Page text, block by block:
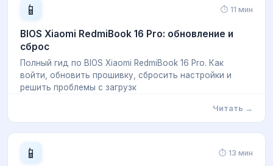
📱 ⏱ 11 мин
BIOS Xiaomi RedmiBook 16 Pro: обновление и
сброс
Полный гид по BIOS Xiaomi RedmiBook 16 Pro. Как
войти, обновить прошивку, сбросить настройки и
решить проблемы с загрузк
Читать →
📱 ⏱ 13 мин